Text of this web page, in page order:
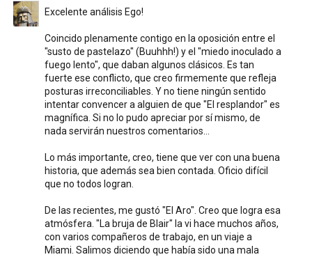
Excelente análisis Ego!
Coincido plenamente contigo en la oposición entre el
"susto de pastelazo" (Buuhhh!) y el "miedo inoculado a
fuego lento", que daban algunos clásicos. Es tan
fuerte ese conflicto, que creo firmemente que refleja
posturas irreconciliables. Y no tiene ningún sentido
intentar convencer a alguien de que "El resplandor" es
magnífica. Si no lo pudo apreciar por sí mismo, de
nada servirán nuestros comentarios...
Lo más importante, creo, tiene que ver con una buena
historia, que además sea bien contada. Oficio difícil
que no todos logran.
De las recientes, me gustó "El Aro". Creo que logra esa
atmósfera. "La bruja de Blair" la vi hace muchos años,
con varios compañeros de trabajo, en un viaje a
Miami. Salimos diciendo que había sido una mala